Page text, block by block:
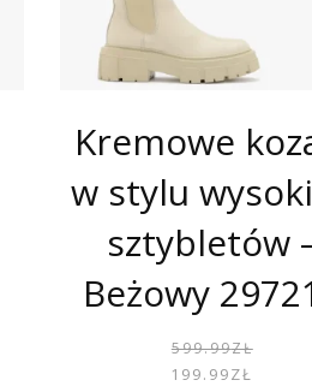
Kremowe
w stylu
sztybletów
Beżowy
599.99ZŁ
199.99ZŁ